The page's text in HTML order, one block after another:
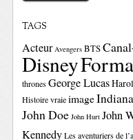
TAGS
Acteur Avengers BTS
Disney
thrones George Lucas
Histoire vraie image
John Doe John Hurt John
Kennedy Les aventuriers de